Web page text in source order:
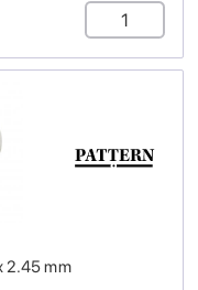
2.45 mm